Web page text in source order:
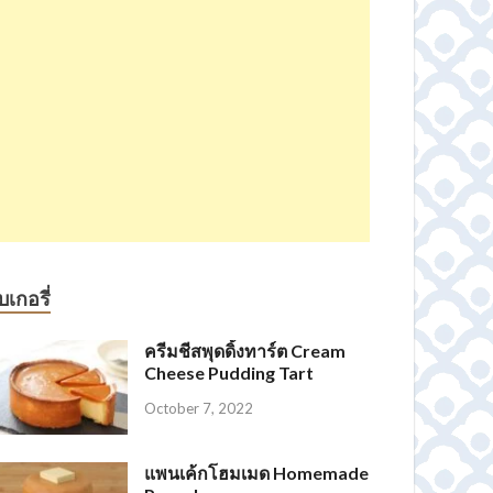
เกอรี่
ครีมชีสพุดดิ้งทาร์ต Cream
Cheese Pudding Tart
October 7, 2022
แพนเค้กโฮมเมด Homemade